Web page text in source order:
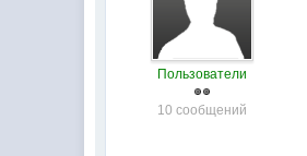
Пользователи
10 сообщений